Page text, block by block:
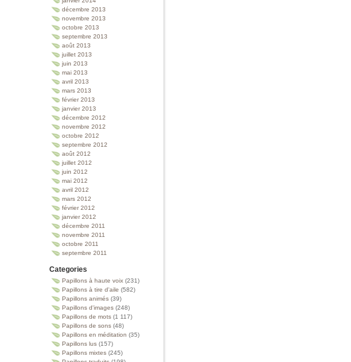
décembre 2013
novembre 2013
octobre 2013
septembre 2013
août 2013
juillet 2013
juin 2013
mai 2013
avril 2013
mars 2013
février 2013
janvier 2013
décembre 2012
novembre 2012
octobre 2012
septembre 2012
août 2012
juillet 2012
juin 2012
mai 2012
avril 2012
mars 2012
février 2012
janvier 2012
décembre 2011
novembre 2011
octobre 2011
septembre 2011
Categories
Papillons à haute voix (231)
Papillons à tire d'aile (582)
Papillons animés (39)
Papillons d'images (248)
Papillons de mots (1 117)
Papillons de sons (48)
Papillons en méditation (35)
Papillons lus (157)
Papillons mixtes (245)